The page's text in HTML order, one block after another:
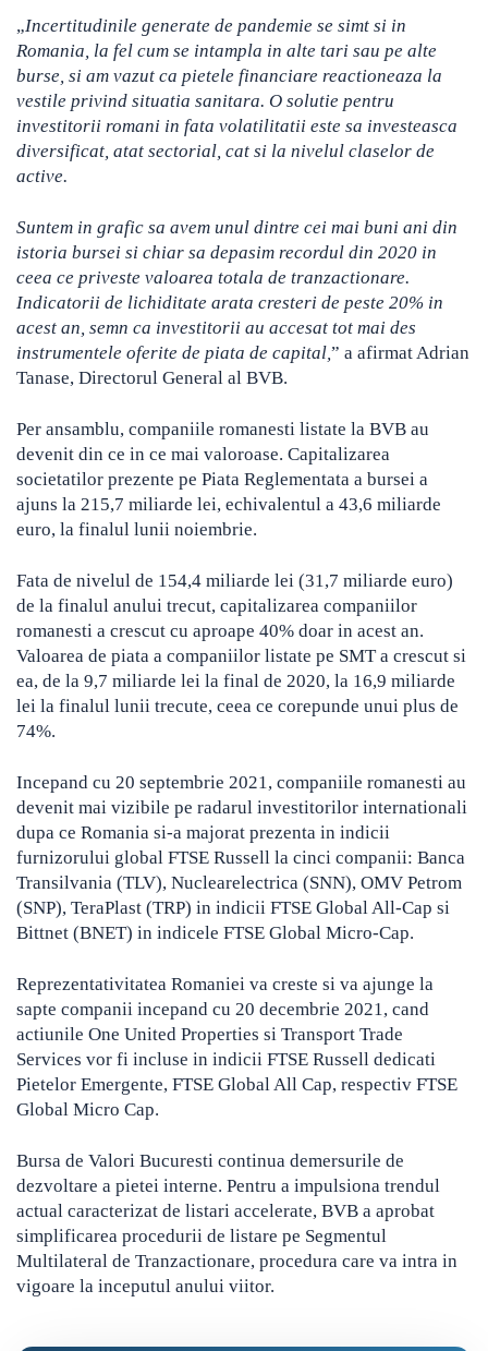
„Incertitudinile generate de pandemie se simt si in
Romania, la fel cum se intampla in alte tari sau pe alte
burse, si am vazut ca pietele financiare reactioneaza la
vestile privind situatia sanitara. O solutie pentru
investitorii romani in fata volatilitatii este sa investeasca
diversificat, atat sectorial, cat si la nivelul claselor de
active.
Suntem in grafic sa avem unul dintre cei mai buni ani din
istoria bursei si chiar sa depasim recordul din 2020 in
ceea ce priveste valoarea totala de tranzactionare.
Indicatorii de lichiditate arata cresteri de peste 20% in
acest an, semn ca investitorii au accesat tot mai des
instrumentele oferite de piata de capital, ” a afirmat Adrian
Tanase, Directorul General al BVB.
Per ansamblu, companiile romanesti listate la BVB au
devenit din ce in ce mai valoroase. Capitalizarea
societatilor prezente pe Piata Reglementata a bursei a
ajuns la 215,7 miliarde lei, echivalentul a 43,6 miliarde
euro, la finalul lunii noiembrie.
Fata de nivelul de 154,4 miliarde lei (31,7 miliarde euro)
de la finalul anului trecut, capitalizarea companiilor
romanesti a crescut cu aproape 40% doar in acest an.
Valoarea de piata a companiilor listate pe SMT a crescut si
ea, de la 9,7 miliarde lei la final de 2020, la 16,9 miliarde
lei la finalul lunii trecute, ceea ce corepunde unui plus de
74%.
Incepand cu 20 septembrie 2021, companiile romanesti au
devenit mai vizibile pe radarul investitorilor internationali
dupa ce Romania si-a majorat prezenta in indicii
furnizorului global FTSE Russell la cinci companii: Banca
Transilvania (TLV), Nuclearelectrica (SNN), OMV Petrom
(SNP), TeraPlast (TRP) in indicii FTSE Global All-Cap si
Bittnet (BNET) in indicele FTSE Global Micro-Cap.
Reprezentativitatea Romaniei va creste si va ajunge la
sapte companii incepand cu 20 decembrie 2021, cand
actiunile One United Properties si Transport Trade
Services vor fi incluse in indicii FTSE Russell dedicati
Pietelor Emergente, FTSE Global All Cap, respectiv FTSE
Global Micro Cap.
Bursa de Valori Bucuresti continua demersurile de
dezvoltare a pietei interne. Pentru a impulsiona trendul
actual caracterizat de listari accelerate, BVB a aprobat
simplificarea procedurii de listare pe Segmentul
Multilateral de Tranzactionare, procedura care va intra in
vigoare la inceputul anului viitor.